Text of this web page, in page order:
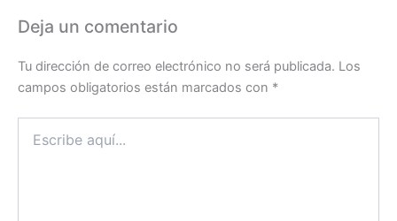
Deja un comentario
Tu dirección de correo electrónico no será publicada. Los
campos obligatorios están marcados con *
aquí...